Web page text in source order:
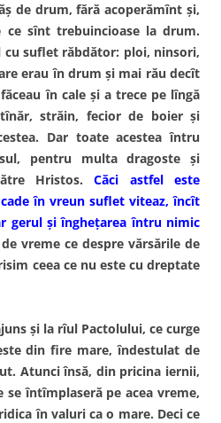
de drum, fără acoperămînt şi,
sînt trebuincioase la drum.
cu suflet răbdător: ploi, ninsori,
erau în drum şi mai rău decît
în cale şi a trece pe lîngă
străin, fecior de boier şi
Dar toate acestea întru
pentru multa dragoste şi
Hristos.Căci astfel este
în vreun suflet viteaz, încît
gerul şi îngheţarea întru nimic
vreme ce despre vărsările de
ceea ce nu este cu dreptate
şi la rîul Pactolului, ce curge
din fire mare, îndestulat de
Atunci însă, din pricina iernii,
întîmplaseră pe acea vreme,
în valuri ca o mare. Deci ce